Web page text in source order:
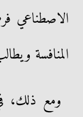
الاصطناعي
المنافسة
ومع ذلك،